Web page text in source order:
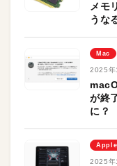
メモ
うな
Mac
2025年
が終
に？
Apple
2025年